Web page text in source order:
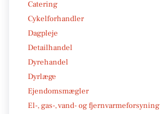
Catering
Cykelforhandler
Dagpleje
Detailhandel
Dyrehandel
Dyrlæge
Ejendomsmægler
El-, gas-, vand- og fjernvarmeforsyning